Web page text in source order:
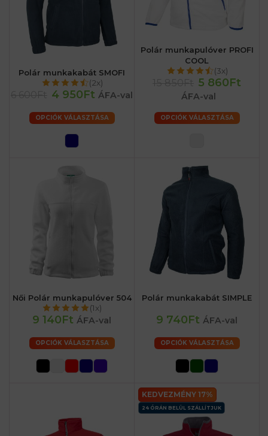
Polár munkakabát SMOFI
(2x)
4 950Ft ÁFA-val
OPCIÓK VÁLASZTÁSA
Polár munkapulóver PROFI
COOL
(3x)
5 860Ft
ÁFA-val
OPCIÓK VÁLASZTÁSA
Női Polár munkapulóver 504
(1x)
9 140Ft ÁFA-val
OPCIÓK VÁLASZTÁSA
Polár munkakabát SIMPLE
9 740Ft ÁFA-val
OPCIÓK VÁLASZTÁSA
KEDVEZMÉNY 17%
24 ÓRÁN BELÜL SZÁLLÍTJUK